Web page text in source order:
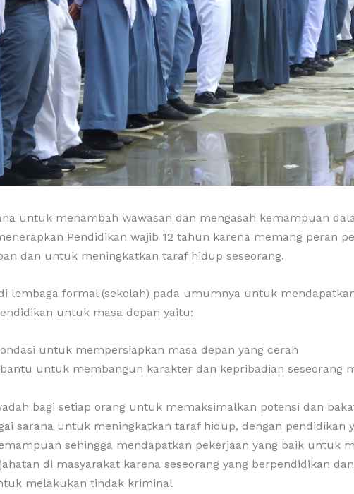
untuk menambah wawasan dan mengasah kemampuan
Pendidikan wajib 12 tahun karena memang peran
dan untuk meningkatkan taraf hidup seseorang.
lembaga formal (sekolah) pada umumnya untuk
untuk masa depan yaitu:
untuk mempersiapkan masa depan yang cerah
untuk membangun karakter dan kepribadian seseorang
bagi setiap orang untuk memaksimalkan potensi dan
sarana untuk meningkatkan taraf hidup, dengan pendidikan
sehingga mendapatkan pekerjaan yang baik untuk
di masyarakat karena seseorang yang berpendidikan
melakukan tindak kriminal